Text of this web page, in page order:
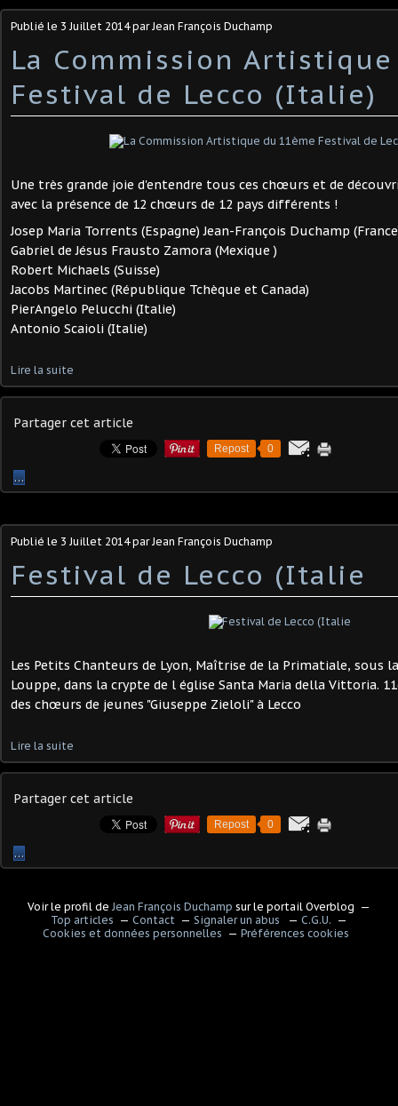
Publié le 3 Juillet 2014par Jean François Duchamp
La Commission
Festival de Lecco (Italie)
Une très grande joie d'entendre tous ces chœurs et de
avec la présence de 12 chœurs de 12 pays différents !
Josep Maria Torrents (Espagne) Jean-François Duchamp
Gabriel de Jésus Frausto Zamora (Mexique )
Robert Michaels (Suisse)
Jacobs Martinec (République Tchèque et Canada)
PierAngelo Pelucchi (Italie)
Antonio Scaioli (Italie)
Lire la suite
Partager cet article
Repost 0
…
Publié le 3 Juillet 2014par Jean François Duchamp
Festival de Lecco (Italie
Les Petits Chanteurs de Lyon, Maîtrise de la Primatiale, sous
Louppe, dans la crypte de l église Santa Maria della Vittoria.
des chœurs de jeunes "Giuseppe Zieloli" à Lecco
Lire la suite
Partager cet article
Repost 0
…
Voir le profil de Jean François Duchamp sur le portail Overblog
Top articles
Contact Signaler un abus
C.G.U.
Cookies et données personnelles
Préférences cookies